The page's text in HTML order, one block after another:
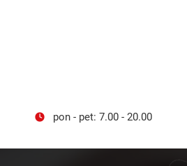
pon - pet: 7.00 - 20.00